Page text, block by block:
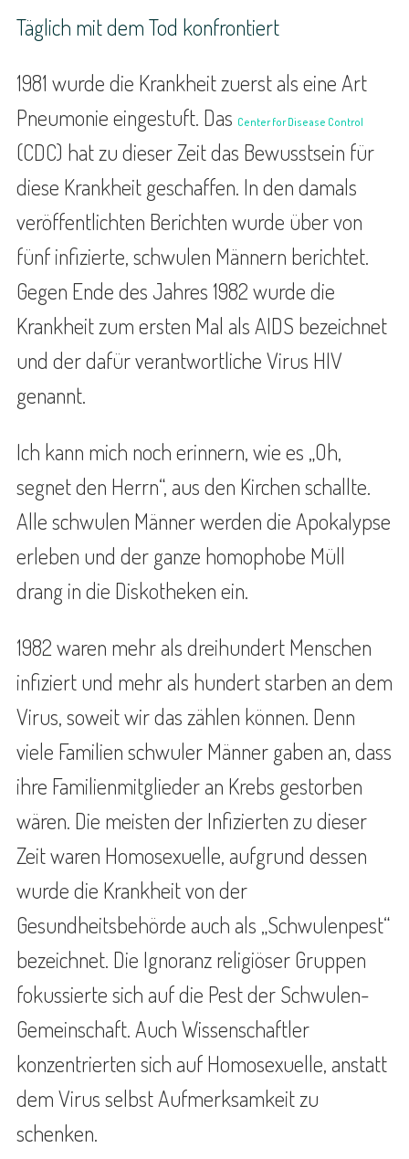
Täglich mit dem Tod konfrontiert
1981 wurde die Krankheit zuerst als eine Art
Pneumonie eingestuft. Das Center for Disease Control
(CDC) hat zu dieser Zeit das Bewusstsein für
diese Krankheit geschaffen. In den damals
veröffentlichten Berichten wurde über von
fünf infizierte, schwulen Männern berichtet.
Gegen Ende des Jahres 1982 wurde die
Krankheit zum ersten Mal als AIDS bezeichnet
und der dafür verantwortliche Virus HIV
genannt.
Ich kann mich noch erinnern, wie es „Oh,
segnet den Herrn“, aus den Kirchen schallte.
Alle schwulen Männer werden die Apokalypse
erleben und der ganze homophobe Müll
drang in die Diskotheken ein.
1982 waren mehr als dreihundert Menschen
infiziert und mehr als hundert starben an dem
Virus, soweit wir das zählen können. Denn
viele Familien schwuler Männer gaben an, dass
ihre Familienmitglieder an Krebs gestorben
wären. Die meisten der Infizierten zu dieser
Zeit waren Homosexuelle, aufgrund dessen
wurde die Krankheit von der
Gesundheitsbehörde auch als „Schwulenpest“
bezeichnet. Die Ignoranz religiöser Gruppen
fokussierte sich auf die Pest der Schwulen-
Gemeinschaft. Auch Wissenschaftler
konzentrierten sich auf Homosexuelle, anstatt
dem Virus selbst Aufmerksamkeit zu
schenken.